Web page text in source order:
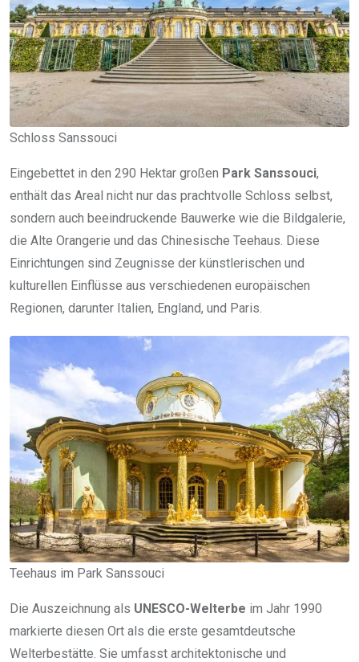
Schloss Sanssouci
Eingebettet in den 290 Hektar großen Park Sanssouci,
enthält das Areal nicht nur das prachtvolle Schloss selbst,
sondern auch beeindruckende Bauwerke wie die Bildgalerie,
die Alte Orangerie und das Chinesische Teehaus. Diese
Einrichtungen sind Zeugnisse der künstlerischen und
kulturellen Einflüsse aus verschiedenen europäischen
Regionen, darunter Italien, England, und Paris.
Teehaus im Park Sanssouci
Die Auszeichnung als UNESCO-Welterbe im Jahr 1990
markierte diesen Ort als die erste gesamtdeutsche
Welterbestätte. Sie umfasst architektonische und